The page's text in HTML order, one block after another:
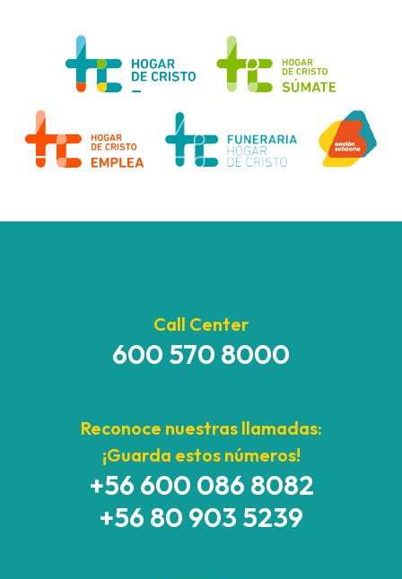
Call Center
600 570 8000
Reconoce nuestras llamadas:
¡Guarda estos números!
+56 600 086 8082
+56 80 903 5239